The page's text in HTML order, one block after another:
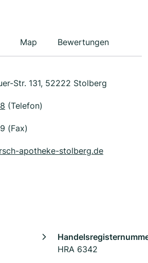
Map Bewertungen
Str. 131, 52222 Stolberg
(Telefon)
(Fax)
apotheke-stolberg.de
HRA 6342